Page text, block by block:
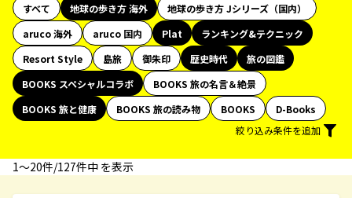
すべて 地球の歩き方 海外
地球の歩き方 Jシリーズ（国内）
aruco 海外
aruco 国内 Plat
ランキング&テクニック
Resort Style
島旅 御朱印 歴史時代
旅の図鑑
BOOKS スペシャルコラボ
BOOKS 旅の名言＆絶景
BOOKS 旅と健康
BOOKS 旅の読み物 BOOKS
D-Books
絞り込み条件を追加
1〜20件/127件中 を表示